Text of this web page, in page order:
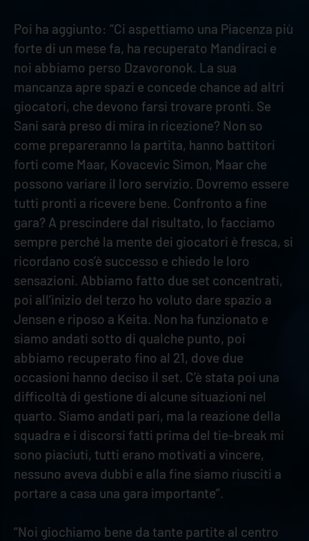
Poi ha aggiunto: “Ci aspettiamo una Piacenza più
forte di un mese fa, ha recuperato Mandiraci e
noi abbiamo perso Dzavoronok. La sua
mancanza apre spazi e concede chance ad altri
giocatori, che devono farsi trovare pronti. Se
Sani sarà preso di mira in ricezione? Non so
come prepareranno la partita, hanno battitori
forti come Maar, Kovacevic Simon, Maar che
possono variare il loro servizio. Dovremo essere
tutti pronti a ricevere bene. Confronto a fine
gara? A prescindere dal risultato, lo facciamo
sempre perché la mente dei giocatori è fresca, si
ricordano cos’è successo e chiedo le loro
sensazioni. Abbiamo fatto due set concentrati,
poi all’inizio del terzo ho voluto dare spazio a
Jensen e riposo a Keita. Non ha funzionato e
siamo andati sotto di qualche punto, poi
abbiamo recuperato fino al 21, dove due
occasioni hanno deciso il set. C’è stata poi una
difficoltà di gestione di alcune situazioni nel
quarto. Siamo andati pari, ma la reazione della
squadra e i discorsi fatti prima del tie-break mi
sono piaciuti, tutti erano motivati a vincere,
nessuno aveva dubbi e alla fine siamo riusciti a
portare a casa una gara importante”.
“Noi giochiamo bene da tante partite al centro